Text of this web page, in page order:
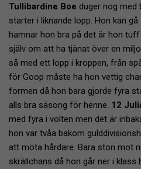
Tullibardine Boe duger nog med
starter i liknande lopp. Hon kan
hamnar hon bra på det är hon
själv om att ha tjänat över en
så med ett lopp i kroppen, från
för Goop måste ha hon vettig
formen då hon bara gjorde fyra
alls bra säsong för henne. 12
med fyra i volten men det är
hon var tvåa bakom
att möta hårdare. Bara ston mot
skrällchans då hon går ner i klass